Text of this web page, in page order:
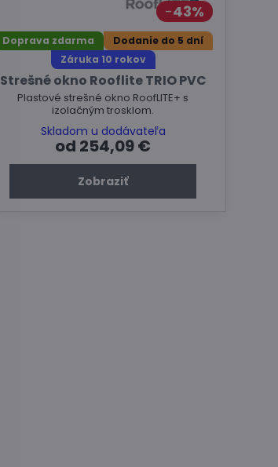
43%
Doprava zdarma
Dodanie do 5 dní
Záruka 10 rokov
Strešné okno Rooflite TRIO PVC
Plastové strešné okno RoofLITE+ s
izolačným trosklom.
Skladom u dodávateľa
od 254,09 €
Zobraziť